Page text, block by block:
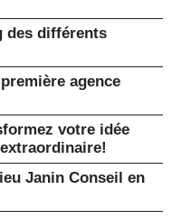
des différents
agence
votre idée
Janin Conseil en